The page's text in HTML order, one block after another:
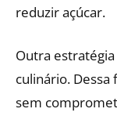
reduzir açúcar.
Outra
culinário. Dessa
sem